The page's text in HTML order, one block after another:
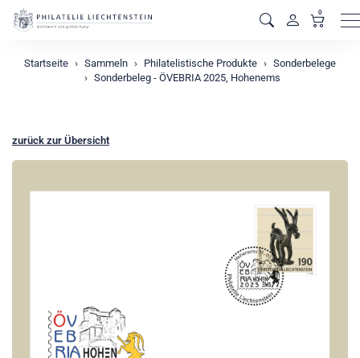
0
Startseite Sammeln Philatelistische Produkte
Sonderbelege
Sonderbeleg - ÖVEBRIA 2025, Hohenems
zurück zur Übersicht